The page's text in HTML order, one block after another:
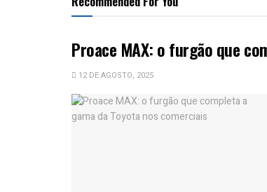
Proace MAX: o furgão que
12 DE AGOSTO, 2025